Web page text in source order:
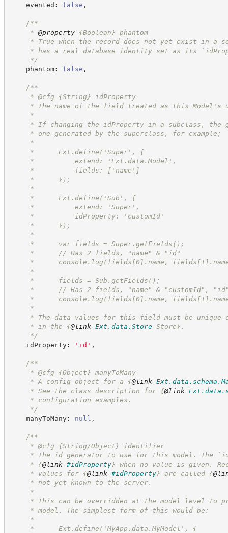
evented : false ,
/**
* @property {Boolean}
phantom
* True when the record does not yet exist in a
* has a real database identity set as its
*/
phantom: false ,
/**
* @cfg {String}
idProperty
* The name of the field treated as this Model's
*
* If changing the idProperty in a subclass, the
* one generated by the superclass, for example;
*
*      Ext.define('Super', {
*          extend: 'Ext.data.Model',
*          fields: ['name']
*      });
*
*      Ext.define('Sub', {
*          extend: 'Super',
*          idProperty: 'customId'
*      });
*
*      var fields = Super.getFields();
*      // Has 2 fields, "name" & "id"
*      console.log(fields[0].name,
*
*      fields = Sub.getFields();
*      // Has 2 fields, "name" & "customId",
*      console.log(fields[0].name,
*
* The data values for this field must be unique
* in the {@link Ext.data.Store Store} .
*/
idProperty: ' id ' ,
/**
* @cfg {Object}
manyToMany
* A config object for a {@link
* See the class description for {@link
* configuration examples.
*/
manyToMany: null ,
/**
* @cfg {String/Object} identifier
* The id generator to use for this model. The
* {@link #idProperty} when no value is given.
* values for {@link #idProperty} are called {
* not yet known to the server.
*
* This can be overridden at the model level to
* model. The simplest form of this would be:
*
*      Ext.define('MyApp.data.MyModel', {